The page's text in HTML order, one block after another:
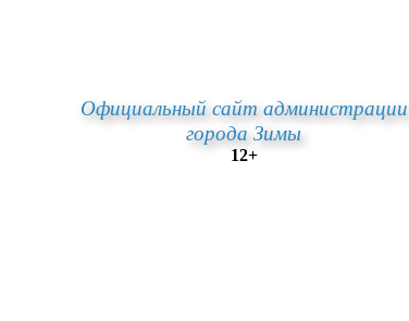
Официальный сайт администрации
города Зимы
12+